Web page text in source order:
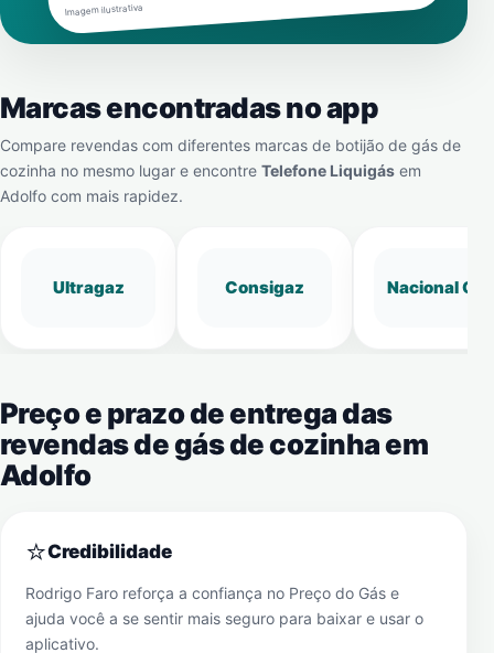
Imagem ilustrativa
Marcas encontradas no app
Compare revendas com diferentes marcas de botijão de gás de
cozinha no mesmo lugar e encontre Telefone Liquigás em
Adolfo com mais rapidez.
Ultragaz Consigaz Nacional Gás
Preço e prazo de entrega das
revendas de gás de cozinha em
Adolfo
⭐Credibilidade
Rodrigo Faro reforça a confiança no Preço do Gás e
ajuda você a se sentir mais seguro para baixar e usar o
aplicativo.